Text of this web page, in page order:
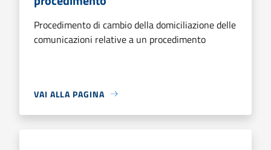
Procedimento di cambio della domiciliazione delle
comunicazioni relative a un procedimento
VAI ALLA PAGINA